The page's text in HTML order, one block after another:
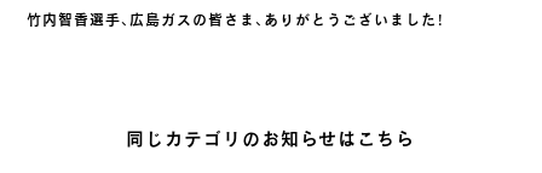
竹内智香選手、広島ガスの皆さま、ありがとうございました！
同じカテゴリのお知らせはこちら